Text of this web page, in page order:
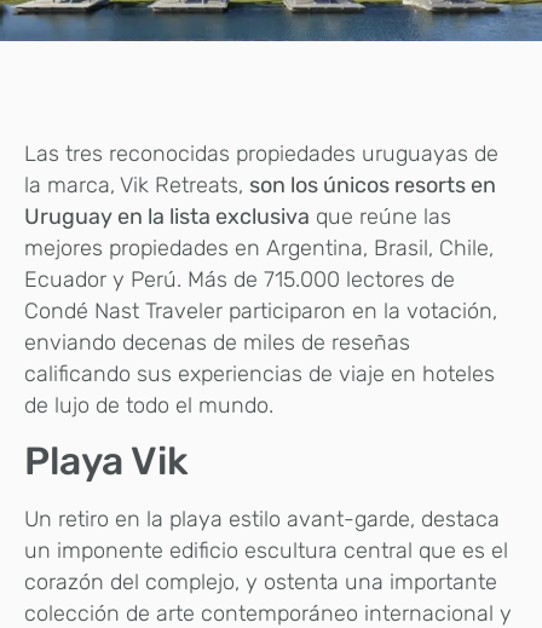
Las tres reconocidas propiedades uruguayas de
la marca, Vik Retreats, son los únicos resorts en
Uruguay en la lista exclusiva que reúne las
mejores propiedades en Argentina, Brasil, Chile,
Ecuador y Perú. Más de 715.000 lectores de
Condé Nast Traveler participaron en la votación,
enviando decenas de miles de reseñas
calificando sus experiencias de viaje en hoteles
de lujo de todo el mundo.
Playa Vik
Un retiro en la playa estilo avant-garde, destaca
un imponente edificio escultura central que es el
corazón del complejo, y ostenta una importante
colección de arte contemporáneo internacional y